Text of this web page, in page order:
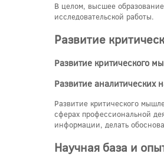
В целом, высшее
исследовательской работы.
Развитие
Развитие критического
Развитие аналитических
Развитие критического
сферах профессиональной
информации, делать
Научная база и